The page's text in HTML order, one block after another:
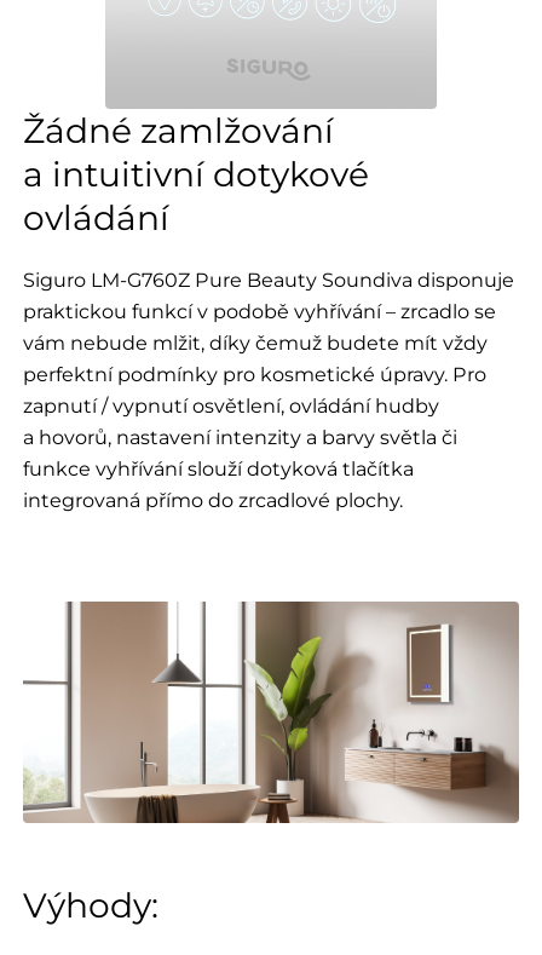
Žádné zamlžování
a intuitivní dotykové
ovládání
Siguro LM-G760Z Pure Beauty Soundiva disponuje
praktickou funkcí v podobě vyhřívání – zrcadlo se
vám nebude mlžit, díky čemuž budete mít vždy
perfektní podmínky pro kosmetické úpravy. Pro
zapnutí / vypnutí osvětlení, ovládání hudby
a hovorů, nastavení intenzity a barvy světla či
funkce vyhřívání slouží dotyková tlačítka
integrovaná přímo do zrcadlové plochy.
Výhody: